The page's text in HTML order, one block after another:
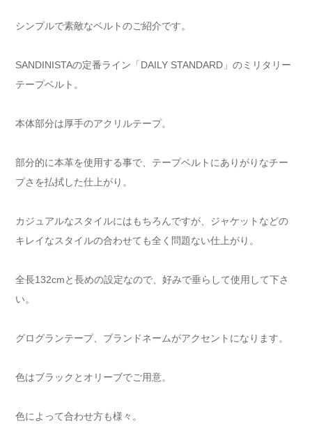
シンプルで素敵なベルトのご紹介です。
SANDINISTAの定番ライン「DAILY STANDARD」のミリタリー
テープベルト。
本体部分は厚手のアクリルテープ。
部分的に本革を使用する事で、テープベルトにありがりなチー
プさを払拭した仕上がり。
カジュアルなスタイルにはもちろんですが、ジャケットなどの
キレイなスタイルの合わせても全く問題ない仕上がり。
全長132cmと長めの設定なので、好みで垂らして使用して下さ
い。
グログランテープ、ブランドネームがアクセントになります。
色はブラックとオリーブでご用意。
色によって合わせ方も様々。